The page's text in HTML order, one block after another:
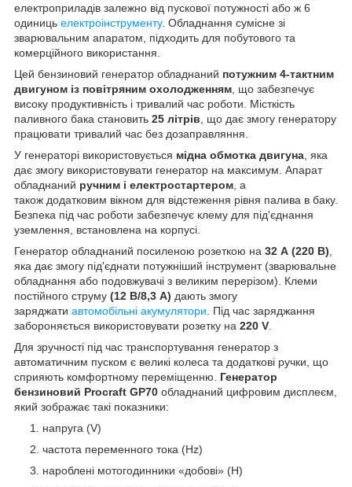
електроприладів залежно від пускової потужності або ж 6
одиниць електроінструменту. Обладнання сумісне зі
зварювальним апаратом, підходить для побутового та
комерційного використання.
Цей бензиновий генератор обладнаний потужним 4-тактним
двигуном із повітряним охолодженням , що забезпечує
високу продуктивність і тривалий час роботи. Місткість
паливного бака становить 25 літрів , що дає змогу генератору
працювати тривалий час без дозаправляння.
У генераторі використовується мідна обмотка двигуна , яка
дає змогу використовувати генератор на максимум. Апарат
обладнаний ручним і електростартером , а
також додатковим вікном для відстеження рівня палива в баку.
Безпека під час роботи забезпечує клему для під'єднання
уземлення, встановлена на корпусі.
Генератор обладнаний посиленою розеткою на 32 А (220 В)
яка дає змогу під'єднати потужніший інструмент (зварювальне
обладнання або подовжувачі з великим перерізом). Клеми
постійного струму (12 В/8,3 А) дають змогу
заряджати автомобільні акумулятори . Під час заряджання
забороняється використовувати розетку на 220 V
Для зручності під час транспортування генератор з
автоматичним пуском є великі колеса та додаткові ручки, що
сприяють комфортному переміщенню. Генератор
бензиновий Procraft GP70 обладнаний цифровим дисплеєм,
який зображає такі показники:
напруга (V)
частота переменного тока (Hz)
нароблені мотогодинники «добові» (Н)